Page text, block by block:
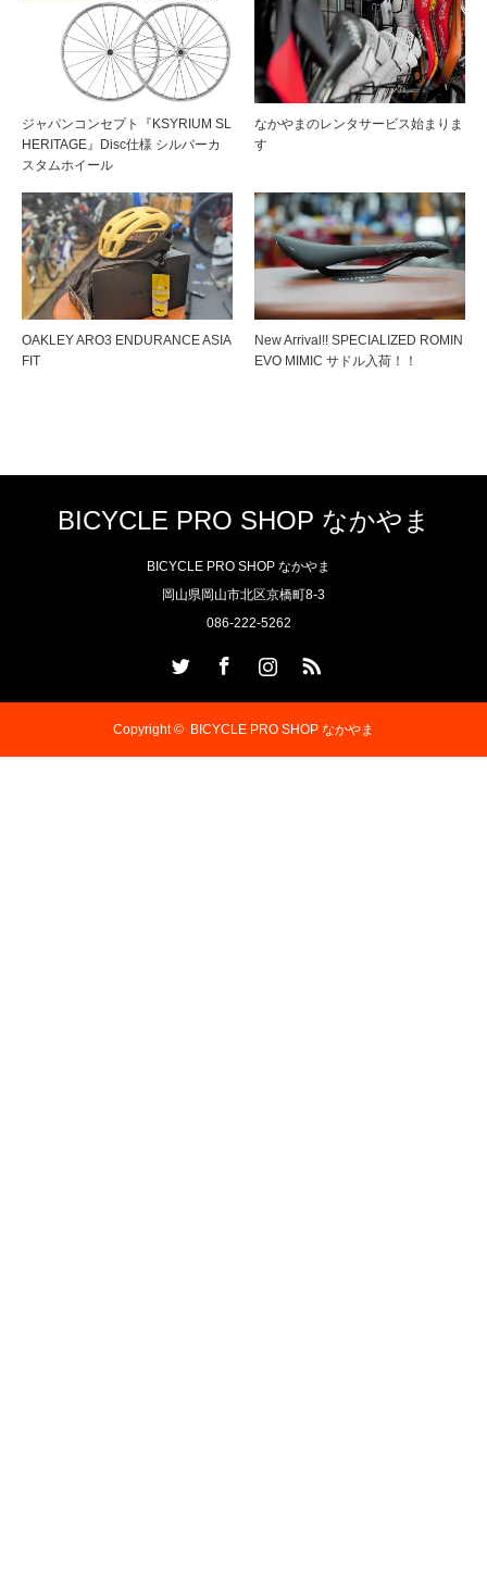
ジャパンコンセプト『KSYRIUM SL
HERITAGE』Disc仕様 シルバーカ
スタムホイール
なかやまのレンタサービス始まりま
す
OAKLEY ARO3 ENDURANCE ASIA
FIT
New Arrival!! SPECIALIZED ROMIN
EVO MIMIC サドル入荷！！
BICYCLE PRO SHOP なかやま
BICYCLE PRO SHOP なかやま
岡山県岡山市北区京橋町8-3
086-222-5262
Copyright © BICYCLE PRO SHOP なかやま